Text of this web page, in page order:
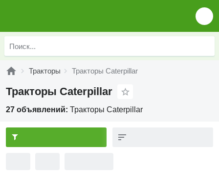
Тракторы Тракторы Caterpillar
Тракторы Caterpillar
27 объявлений: Тракторы Caterpillar